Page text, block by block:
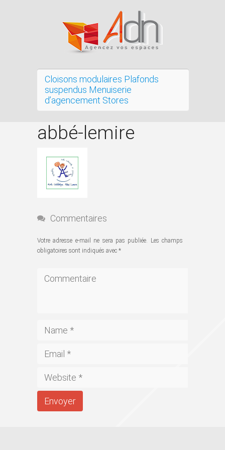
Cloisons modulaires Plafonds
suspendus Menuiserie
d’agencement Stores
abbé-lemire
Commentaires
Votre adresse e-mail ne sera pas publiée. Les champs
obligatoires sont indiqués avec *
Envoyer